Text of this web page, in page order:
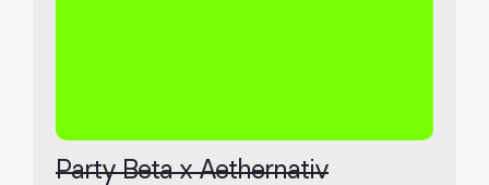
Party Beta x Aethernativ